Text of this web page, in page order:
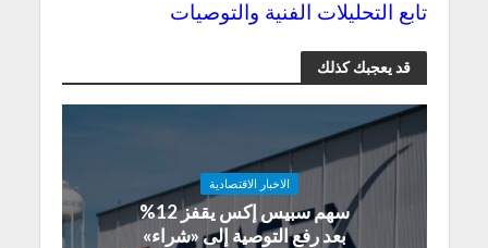
تابع التحليلات الفنية والتوصيات
قد يعجبك كذلك
الاخبار الاقتصادية
سهم سبيس إكس يقفز 12%
بعد رفع التوصية إلى «شراء»